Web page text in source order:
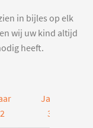
in bijles op elk
wij uw kind altijd
heeft.
2
Jaar
3